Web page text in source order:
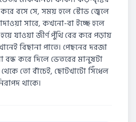
বসে সে, সময় হলে স্টোভ জ্বেলে
সারে, কখনো-বা ইচ্ছে হলে
যাওয়া জীর্ণ পুঁথি বের করে পড়ায়
বিছানা পাতে। পেছনের দরজা
করে দিলে ভেতরের মানুষটা
তো বাঁচেই, ছোটখাটো সিঁধেল
থাকে।